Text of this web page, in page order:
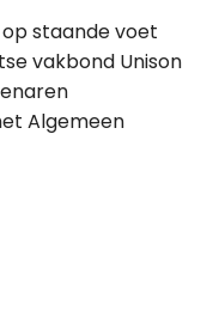
staande voet
vakbond Unison
Algemeen